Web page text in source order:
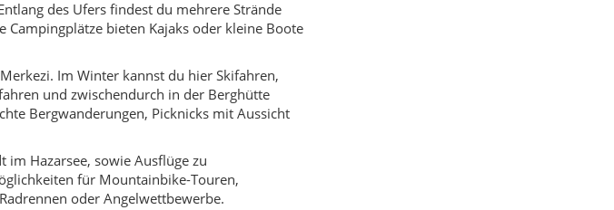
Tag am See und einen
es sich, eine Unterkunft mit direktem
dunkel sein, eine kleine Taschenlampe
gut besucht. Wer es ruhiger mag,
Im Winter sollten Winterreifen und nach
hinauf möchtest.
keine Karten oder nur bestimmte
den du gut mit der Rückkehr zum